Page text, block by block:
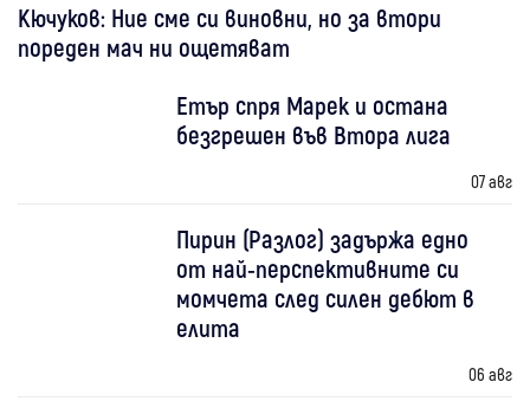
Кючуков: Ние сме си виновни, но за втори
пореден мач ни ощетяват
Етър спря Марек и остана
безгрешен във Втора лига
07 авг
Пирин (Разлог) задържа едно
от най-перспективните си
момчета след силен дебют в
елита
06 авг